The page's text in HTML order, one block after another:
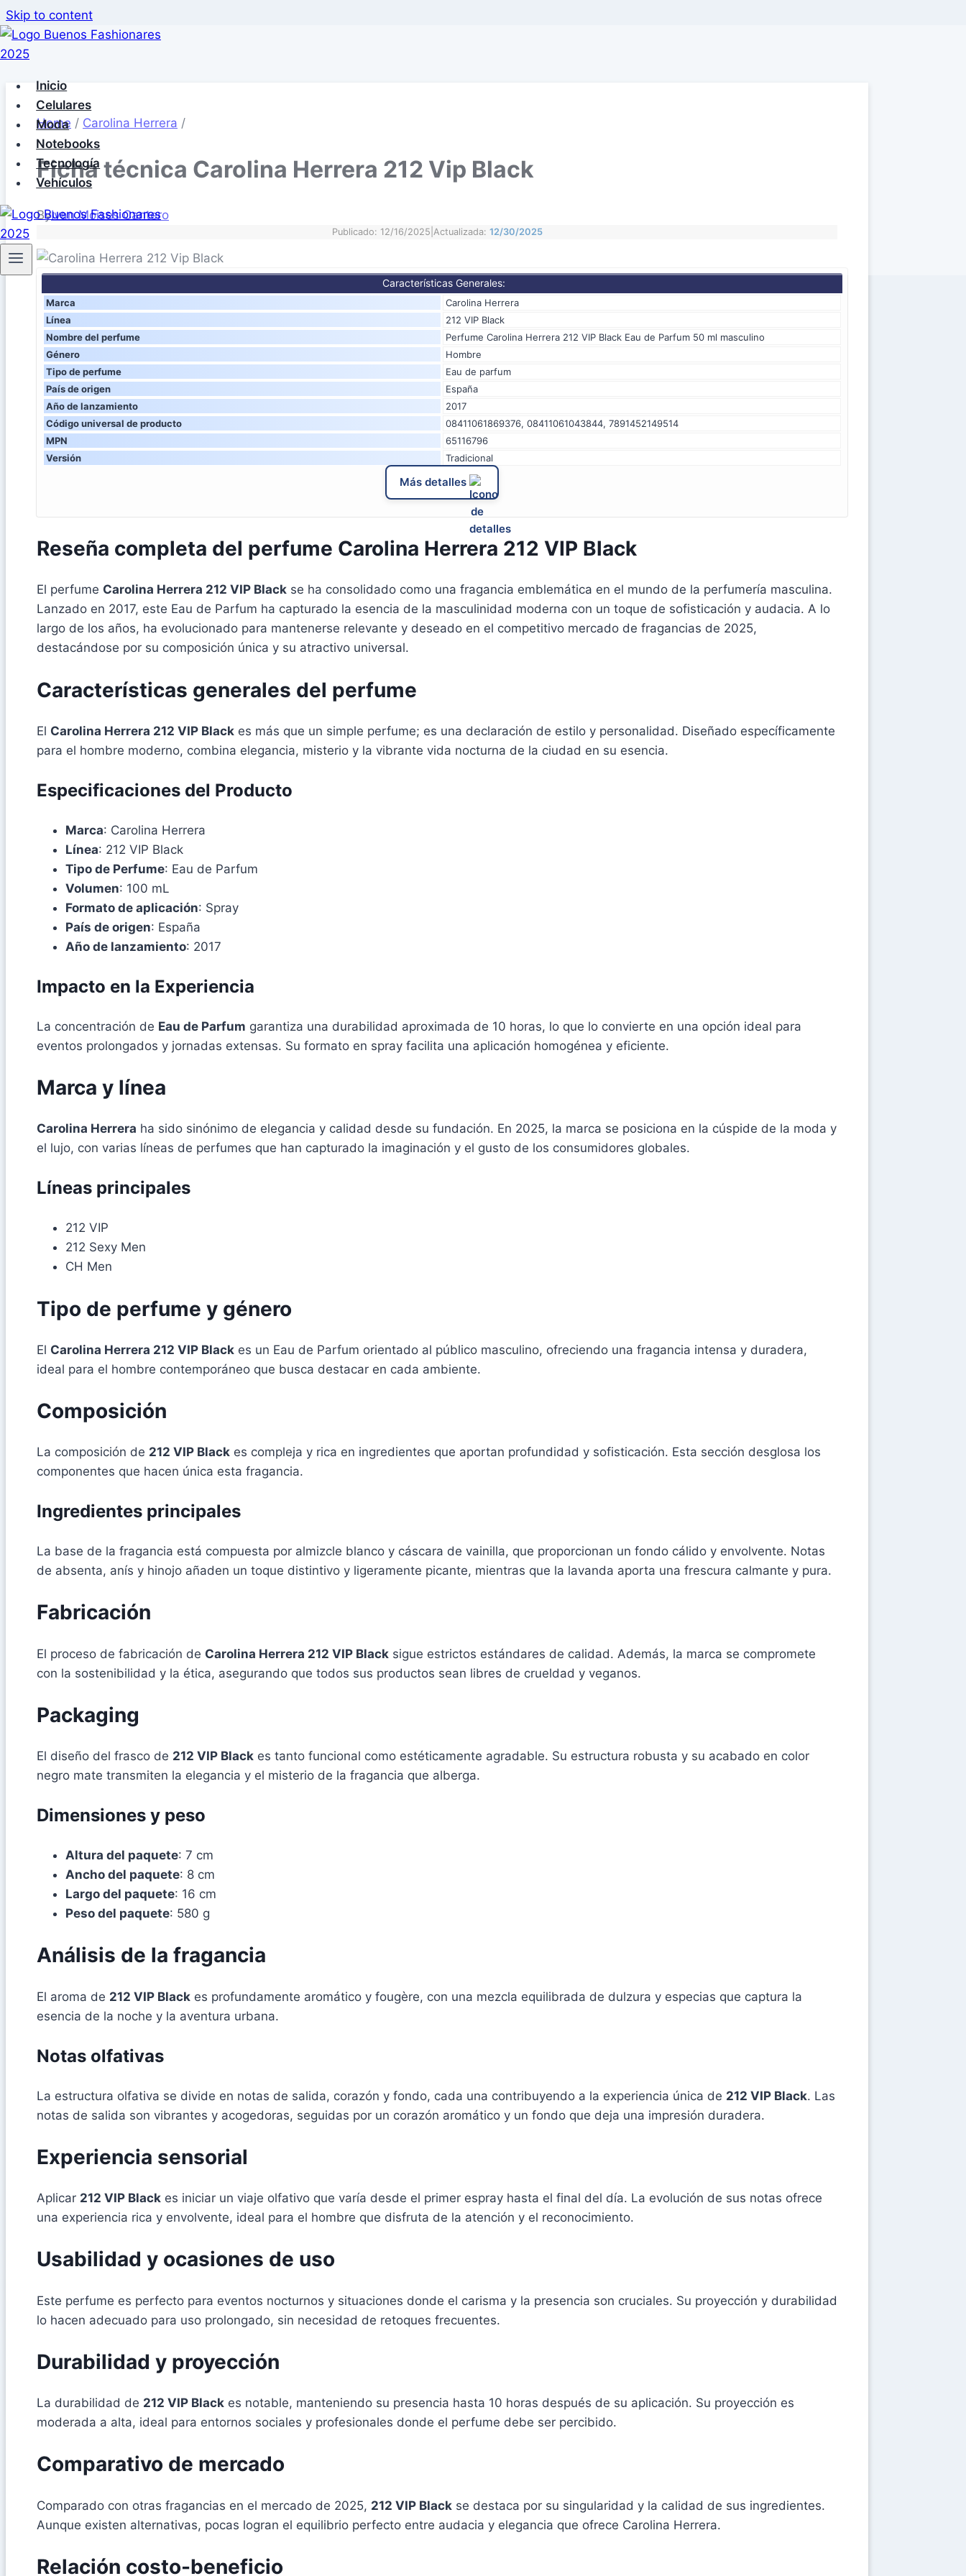
Skip to content
Inicio
Celulares
Moda
Notebooks
Tecnología
Vehículos
Home / Carolina Herrera /
Ficha técnica Carolina Herrera 212 Vip Black
ByIvan Moises Cantero
Publicado: 12/16/2025 Actualizada: 12/30/2025
Características Generales:
Marca
Carolina Herrera
Línea
212 VIP Black
Nombre del perfume
Perfume Carolina Herrera 212 VIP Black Eau de Parfum 50 ml masculino
Género
Hombre
Tipo de perfume
Eau de parfum
País de origen
España
Año de lanzamiento
2017
Código universal de producto
08411061869376, 08411061043844, 7891452149514
MPN
65116796
Versión
Tradicional
Más detalles
Reseña completa del perfume Carolina Herrera 212 VIP Black
El perfume Carolina Herrera 212 VIP Black se ha consolidado como una fragancia emblemática en el mundo de la perfumería masculina.
Lanzado en 2017, este Eau de Parfum ha capturado la esencia de la masculinidad moderna con un toque de sofisticación y audacia. A lo
largo de los años, ha evolucionado para mantenerse relevante y deseado en el competitivo mercado de fragancias de 2025,
destacándose por su composición única y su atractivo universal.
Características generales del perfume
El Carolina Herrera 212 VIP Black es más que un simple perfume; es una declaración de estilo y personalidad. Diseñado específicamente
para el hombre moderno, combina elegancia, misterio y la vibrante vida nocturna de la ciudad en su esencia.
Especificaciones del Producto
Marca: Carolina Herrera
Línea: 212 VIP Black
Tipo de Perfume: Eau de Parfum
Volumen: 100 mL
Formato de aplicación: Spray
País de origen: España
Año de lanzamiento: 2017
Impacto en la Experiencia
La concentración de Eau de Parfum garantiza una durabilidad aproximada de 10 horas, lo que lo convierte en una opción ideal para
eventos prolongados y jornadas extensas. Su formato en spray facilita una aplicación homogénea y eficiente.
Marca y línea
Carolina Herrera ha sido sinónimo de elegancia y calidad desde su fundación. En 2025, la marca se posiciona en la cúspide de la moda y
el lujo, con varias líneas de perfumes que han capturado la imaginación y el gusto de los consumidores globales.
Líneas principales
212 VIP
212 Sexy Men
CH Men
Tipo de perfume y género
El Carolina Herrera 212 VIP Black es un Eau de Parfum orientado al público masculino, ofreciendo una fragancia intensa y duradera,
ideal para el hombre contemporáneo que busca destacar en cada ambiente.
Composición
La composición de 212 VIP Black es compleja y rica en ingredientes que aportan profundidad y sofisticación. Esta sección desglosa los
componentes que hacen única esta fragancia.
Ingredientes principales
La base de la fragancia está compuesta por almizcle blanco y cáscara de vainilla, que proporcionan un fondo cálido y envolvente. Notas
de absenta, anís y hinojo añaden un toque distintivo y ligeramente picante, mientras que la lavanda aporta una frescura calmante y pura.
Fabricación
El proceso de fabricación de Carolina Herrera 212 VIP Black sigue estrictos estándares de calidad. Además, la marca se compromete
con la sostenibilidad y la ética, asegurando que todos sus productos sean libres de crueldad y veganos.
Packaging
El diseño del frasco de 212 VIP Black es tanto funcional como estéticamente agradable. Su estructura robusta y su acabado en color
negro mate transmiten la elegancia y el misterio de la fragancia que alberga.
Dimensiones y peso
Altura del paquete: 7 cm
Ancho del paquete: 8 cm
Largo del paquete: 16 cm
Peso del paquete: 580 g
Análisis de la fragancia
El aroma de 212 VIP Black es profundamente aromático y fougère, con una mezcla equilibrada de dulzura y especias que captura la
esencia de la noche y la aventura urbana.
Notas olfativas
La estructura olfativa se divide en notas de salida, corazón y fondo, cada una contribuyendo a la experiencia única de 212 VIP Black. Las
notas de salida son vibrantes y acogedoras, seguidas por un corazón aromático y un fondo que deja una impresión duradera.
Experiencia sensorial
Aplicar 212 VIP Black es iniciar un viaje olfativo que varía desde el primer espray hasta el final del día. La evolución de sus notas ofrece
una experiencia rica y envolvente, ideal para el hombre que disfruta de la atención y el reconocimiento.
Usabilidad y ocasiones de uso
Este perfume es perfecto para eventos nocturnos y situaciones donde el carisma y la presencia son cruciales. Su proyección y durabilidad
lo hacen adecuado para uso prolongado, sin necesidad de retoques frecuentes.
Durabilidad y proyección
La durabilidad de 212 VIP Black es notable, manteniendo su presencia hasta 10 horas después de su aplicación. Su proyección es
moderada a alta, ideal para entornos sociales y profesionales donde el perfume debe ser percibido.
Comparativo de mercado
Comparado con otras fragancias en el mercado de 2025, 212 VIP Black se destaca por su singularidad y la calidad de sus ingredientes.
Aunque existen alternativas, pocas logran el equilibrio perfecto entre audacia y elegancia que ofrece Carolina Herrera.
Relación costo-beneficio